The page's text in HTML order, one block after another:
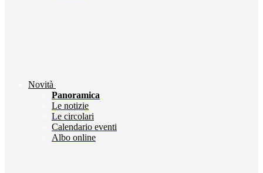
Novità
Panoramica
Le notizie
Le circolari
Calendario eventi
Albo online